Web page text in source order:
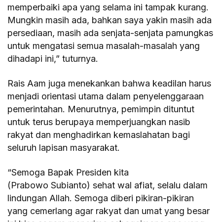
memperbaiki apa yang selama ini tampak kurang.
Mungkin masih ada, bahkan saya yakin masih ada
persediaan, masih ada senjata-senjata pamungkas
untuk mengatasi semua masalah-masalah yang
dihadapi ini,” tuturnya.
Rais Aam juga menekankan bahwa keadilan harus
menjadi orientasi utama dalam penyelenggaraan
pemerintahan. Menurutnya, pemimpin dituntut
untuk terus berupaya memperjuangkan nasib
rakyat dan menghadirkan kemaslahatan bagi
seluruh lapisan masyarakat.
“Semoga Bapak Presiden kita
(Prabowo Subianto) sehat wal afiat, selalu dalam
lindungan Allah. Semoga diberi pikiran-pikiran
yang cemerlang agar rakyat dan umat yang besar